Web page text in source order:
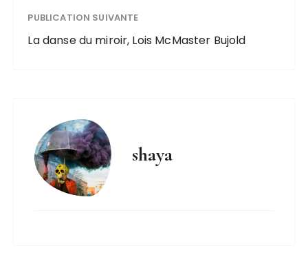
PUBLICATION SUIVANTE
La danse du miroir, Lois McMaster Bujold
shaya